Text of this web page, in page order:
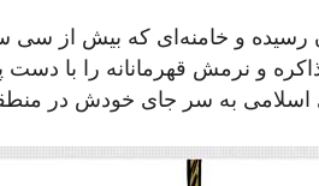
رسیده و خامنه‌ای که بیش از
و نرمش قهرمانانه را با
اسلامی به سر جای خودش در